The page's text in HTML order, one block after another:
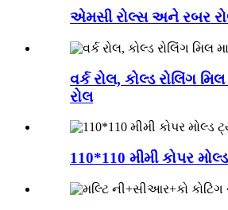
એમસી રોલ્સ અને રબર
વર્ક રોલ, કોલ્ડ રોલિંગ
રોલ
110*110 મીમી કોપર